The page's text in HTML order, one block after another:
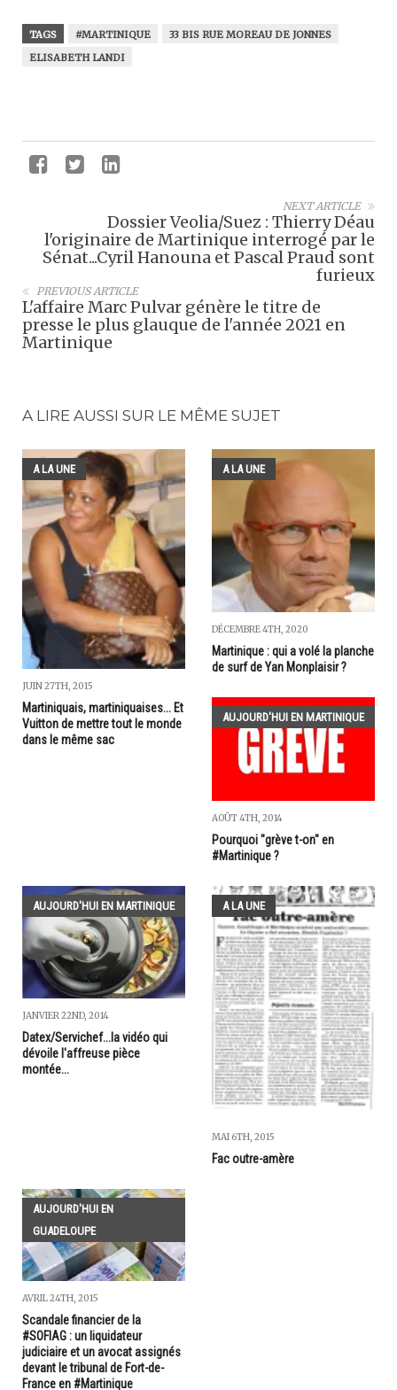
TAGS #MARTINIQUE
33 BIS RUE MOREAU DE JONNES
ELISABETH LANDI
NEXT ARTICLE
Dossier Veolia/Suez : Thierry Déau
l'originaire de Martinique interrogé par le
Sénat...Cyril Hanouna et Pascal Praud sont
furieux
PREVIOUS ARTICLE
L'affaire Marc Pulvar génère le titre de
presse le plus glauque de l'année 2021 en
Martinique
A LIRE AUSSI SUR LE MÊME SUJET
A LA UNE
JUIN 27TH, 2015
Martiniquais, martiniquaises... Et
Vuitton de mettre tout le monde
dans le même sac
A LA UNE
DÉCEMBRE 4TH, 2020
Martinique : qui a volé la planche
de surf de Yan Monplaisir ?
AUJOURD'HUI EN MARTINIQUE
AOÛT 4TH, 2014
Pourquoi "grève t-on" en
#Martinique ?
AUJOURD'HUI EN MARTINIQUE
JANVIER 22ND, 2014
Datex/Servichef...la vidéo qui
dévoile l'affreuse pièce
montée...
A LA UNE
MAI 6TH, 2015
Fac outre-amère
AUJOURD'HUI EN
GUADELOUPE
AVRIL 24TH, 2015
Scandale financier de la
#SOFIAG : un liquidateur
judiciaire et un avocat assignés
devant le tribunal de Fort-de-
France en #Martinique